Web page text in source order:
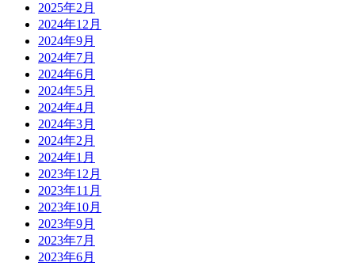
2025年2月
2024年12月
2024年9月
2024年7月
2024年6月
2024年5月
2024年4月
2024年3月
2024年2月
2024年1月
2023年12月
2023年11月
2023年10月
2023年9月
2023年7月
2023年6月